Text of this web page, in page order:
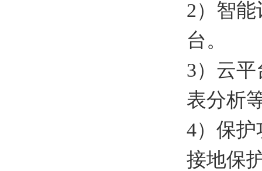
2）智
台。
3）云
表分析
4）保
接地保